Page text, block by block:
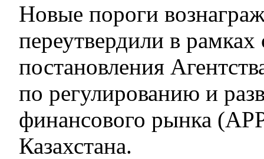
Новые пороги
переутвердили в рамках
постановления
по регулированию и
финансового рынка
Казахстана.